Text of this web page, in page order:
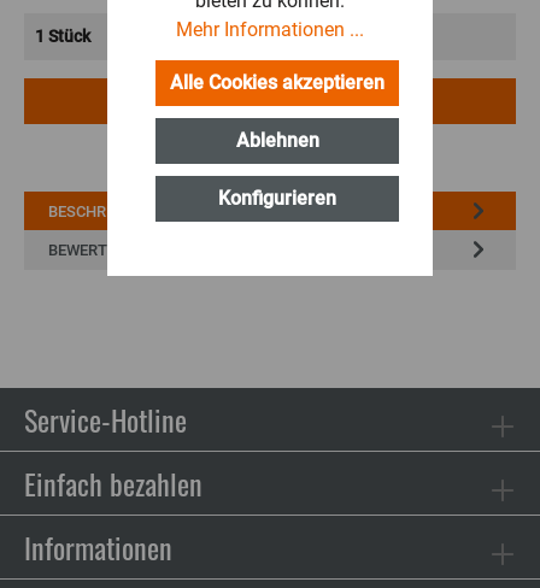
IN DEN WARENKORB
BESCHREIBUNG
BEWERTUNGEN
Service-Hotline
Einfach bezahlen
Informationen
Mehr Informationen ...
Ablehnen
Konfigurieren
Alle Cookies akzeptieren